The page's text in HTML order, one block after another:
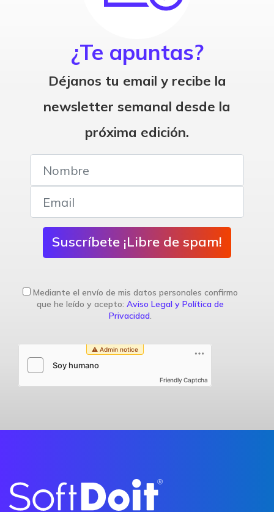
¿Te apuntas?
Déjanos tu email y recibe la
newsletter semanal desde la
próxima edición.
Suscríbete ¡Libre de spam!
Mediante el envío de mis datos personales confirmo
que he leído y acepto: Aviso Legal y Política de
Privacidad.
Friendly Captcha